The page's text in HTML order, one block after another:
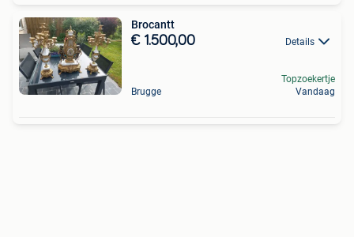
Brocantt
€ 1.500,00 Details
Brugge
Topzoekertje
Vandaag